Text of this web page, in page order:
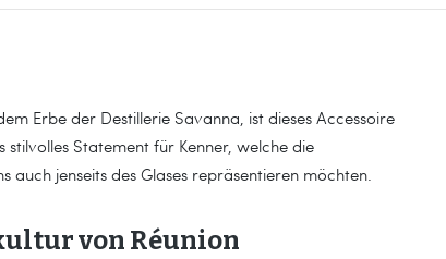
Erbe der Destillerie Savanna, ist dieses Accessoire
stilvolles Statement für Kenner, welche die
auch jenseits des Glases repräsentieren möchten.
von Réunion